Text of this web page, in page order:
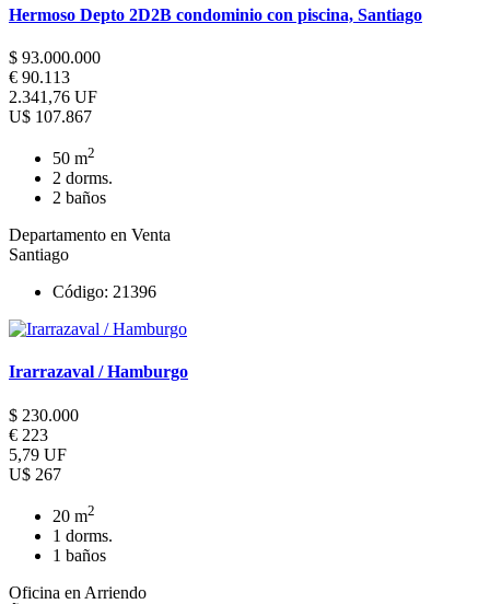
Hermoso Depto 2D2B condominio con piscina, Santiago
$ 93.000.000
€ 90.113
2.341,76 UF
U$ 107.867
50 m2
2 dorms.
2 baños
Departamento en Venta
Santiago
Código: 21396
Irarrazaval / Hamburgo
$ 230.000
€ 223
5,79 UF
U$ 267
20 m2
1 dorms.
1 baños
Oficina en Arriendo